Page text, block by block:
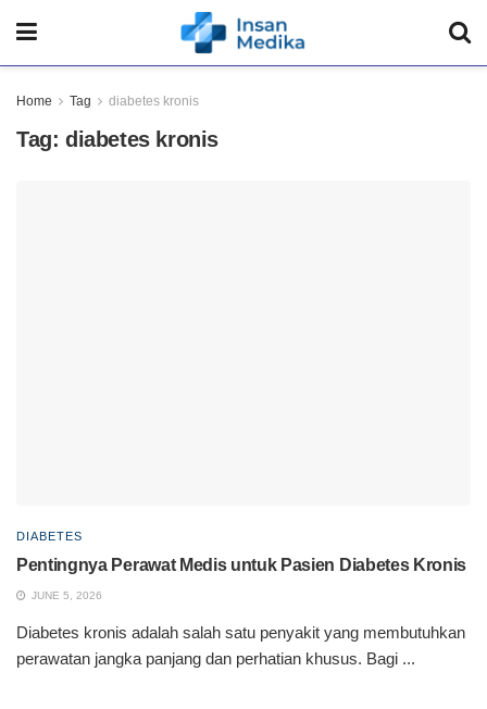
Home Tag diabetes kronis
Tag: diabetes kronis
DIABETES
Pentingnya Perawat Medis untuk Pasien Diabetes Kronis
JUNE 5, 2026
Diabetes kronis adalah salah satu penyakit yang membutuhkan
perawatan jangka panjang dan perhatian khusus. Bagi ...